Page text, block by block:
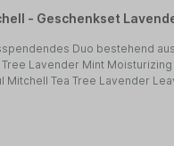
- Geschenkset
Duo bestehend
Tree Lavender Mint Moisturizing
Mitchell Tea Tree Lavender